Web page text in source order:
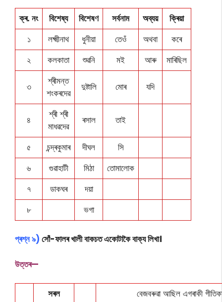
ক্ৰ. নং বিশেষ্য বিশেষণ সৰ্বনাম অব্যয়
ক্ৰিয়া
১
লক্ষ্মীনাথ ধুনীয়া তেওঁ অথবা
কৰে
২
কলকাতা শুৱনি মই আৰু মাৰিছিল
৩
শ্ৰীমন্ত
শংকৰদেৱ
দুষ্টালি মোৰ যদি
৪
শ্ৰী শ্ৰী
মাধৱদেৱ
ৰসাল তাই
৫ চন্দ্ৰকুমাৰ দীঘল
সি
৬
গুৱাহাটী মিঠা
তোমালোক
৭
ডাকঘৰ
দয়া
৮
ভগা
প্ৰশ্ন ৯) সোঁ-ফালৰ খালী বাকচত একোটাকৈ বাক্য লিখা।
উত্তৰ—
সৰল বেজবৰুৱা আছিল এগৰাকী